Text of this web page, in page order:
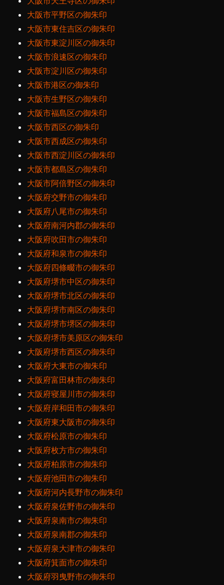
大阪市平野区の御朱印
大阪市東住吉区の御朱印
大阪市東淀川区の御朱印
大阪市浪速区の御朱印
大阪市淀川区の御朱印
大阪市港区の御朱印
大阪市生野区の御朱印
大阪市福島区の御朱印
大阪市西区の御朱印
大阪市西成区の御朱印
大阪市西淀川区の御朱印
大阪市都島区の御朱印
大阪市阿倍野区の御朱印
大阪府交野市の御朱印
大阪府八尾市の御朱印
大阪府南河内郡の御朱印
大阪府吹田市の御朱印
大阪府和泉市の御朱印
大阪府四條畷市の御朱印
大阪府堺市中区の御朱印
大阪府堺市北区の御朱印
大阪府堺市南区の御朱印
大阪府堺市堺区の御朱印
大阪府堺市美原区の御朱印
大阪府堺市西区の御朱印
大阪府大東市の御朱印
大阪府富田林市の御朱印
大阪府寝屋川市の御朱印
大阪府岸和田市の御朱印
大阪府東大阪市の御朱印
大阪府松原市の御朱印
大阪府枚方市の御朱印
大阪府柏原市の御朱印
大阪府池田市の御朱印
大阪府河内長野市の御朱印
大阪府泉佐野市の御朱印
大阪府泉南市の御朱印
大阪府泉南郡の御朱印
大阪府泉大津市の御朱印
大阪府箕面市の御朱印
大阪府羽曳野市の御朱印